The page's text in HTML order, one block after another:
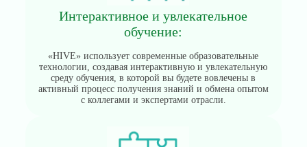
Интерактивное и увлекательное
обучение:
«HIVE» использует современные образовательные
технологии, создавая интерактивную и увлекательную
среду обучения, в которой вы будете вовлечены в
активный процесс получения знаний и обмена опытом
с коллегами и экспертами отрасли.